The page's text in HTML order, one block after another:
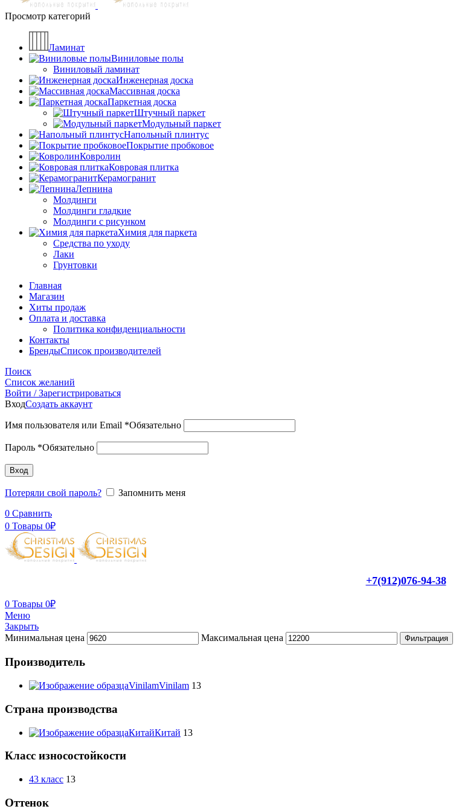
Просмотр категорий
Ламинат
Виниловые полы
Виниловый ламинат
Инженерная доска
Массивная доска
Паркетная доска
Штучный паркет
Модульный паркет
Напольный плинтус
Покрытие пробковое
Ковролин
Ковровая плитка
Керамогранит
Лепнина
Молдинги
Молдинги гладкие
Молдинги с рисунком
Химия для паркета
Средства по уходу
Лаки
Грунтовки
Главная
Магазин
Хиты продаж
Оплата и доставка
Политика конфиденциальности
Контакты
БрендыСписок производителей
Поиск
Список желаний
Войти / Зарегистрироваться
ВходСоздать аккаунт
Имя пользователя или Email *Обязательно
Пароль *Обязательно
Вход
Потеряли свой пароль?
Запомнить меня
0 Сравнить
0 Товары 0₽
+7(912)076-94-38
0 Товары 0₽
Меню
Закрыть
Минимальная цена
Максимальная цена Фильтрация
Производитель
VinilamVinilam 13
Страна производства
КитайКитай 13
Класс износостойкости
43 класс 13
Оттенок